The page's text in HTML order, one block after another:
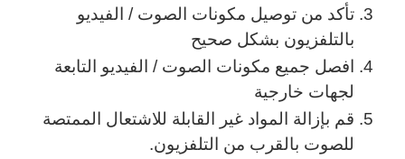
تأكد من توصيل مكونات الصوت / الفيديو
بالتلفزيون بشكل صحيح
افصل جميع مكونات الصوت / الفيديو التابعة
لجهات خارجية
قم بإزالة المواد غير القابلة للاشتعال الممتصة
للصوت بالقرب من التلفزيون.